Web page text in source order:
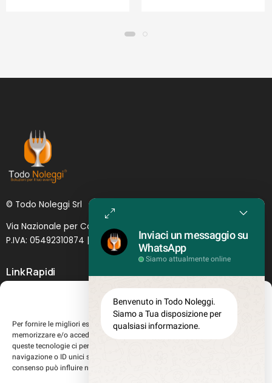
Gestisci Consenso
Per fornire le migliori esperienze, utilizziamo tecnologie come i cookie per
memorizzare e/o accedere alle informazioni del dispositivo. Il consenso a
queste tecnologie ci permetterà di elaborare dati come il comportamento di
navigazione o ID unici su questo sito. Non acconsentire o ritirare il
consenso può influire negativamente su alcune caratteristiche e funzioni.
© Todo Noleggi Srl
Via Nazionale per Catania, 6 | 95024 - Acireale (CT)
P.IVA: 05492310874 | SDI: MJ1 O YNU (Lettera )
Link Rapidi
Chi siamo
Perché sceglierci
Registrati al sito
Lavora con noi
Inviaci un messaggio su
WhatsApp
Siamo attualmente online
Benvenuto in Todo Noleggi.
Siamo a Tua disposizione per
qualsiasi informazione.